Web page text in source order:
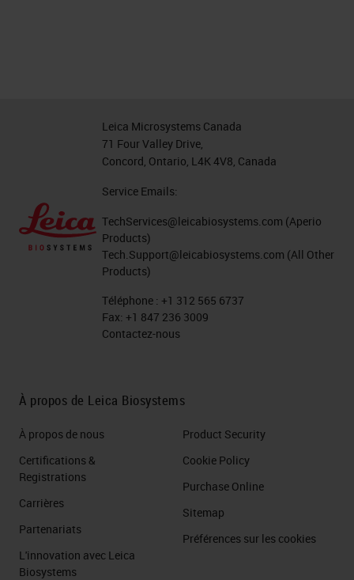
Leica Microsystems Canada
71 Four Valley Drive,
Concord, Ontario, L4K 4V8, Canada
Service Emails:
TechServices@leicabiosystems.com (Aperio
Products)
Tech.Support@leicabiosystems.com (All Other
Products)
Téléphone : +1 312 565 6737
Fax: +1 847 236 3009
Contactez-nous
À propos de Leica Biosystems
À propos de nous
Certifications &
Registrations
Carrières
Partenariats
L'innovation avec Leica
Biosystems
Product Security
Cookie Policy
Purchase Online
Sitemap
Préférences sur les cookies